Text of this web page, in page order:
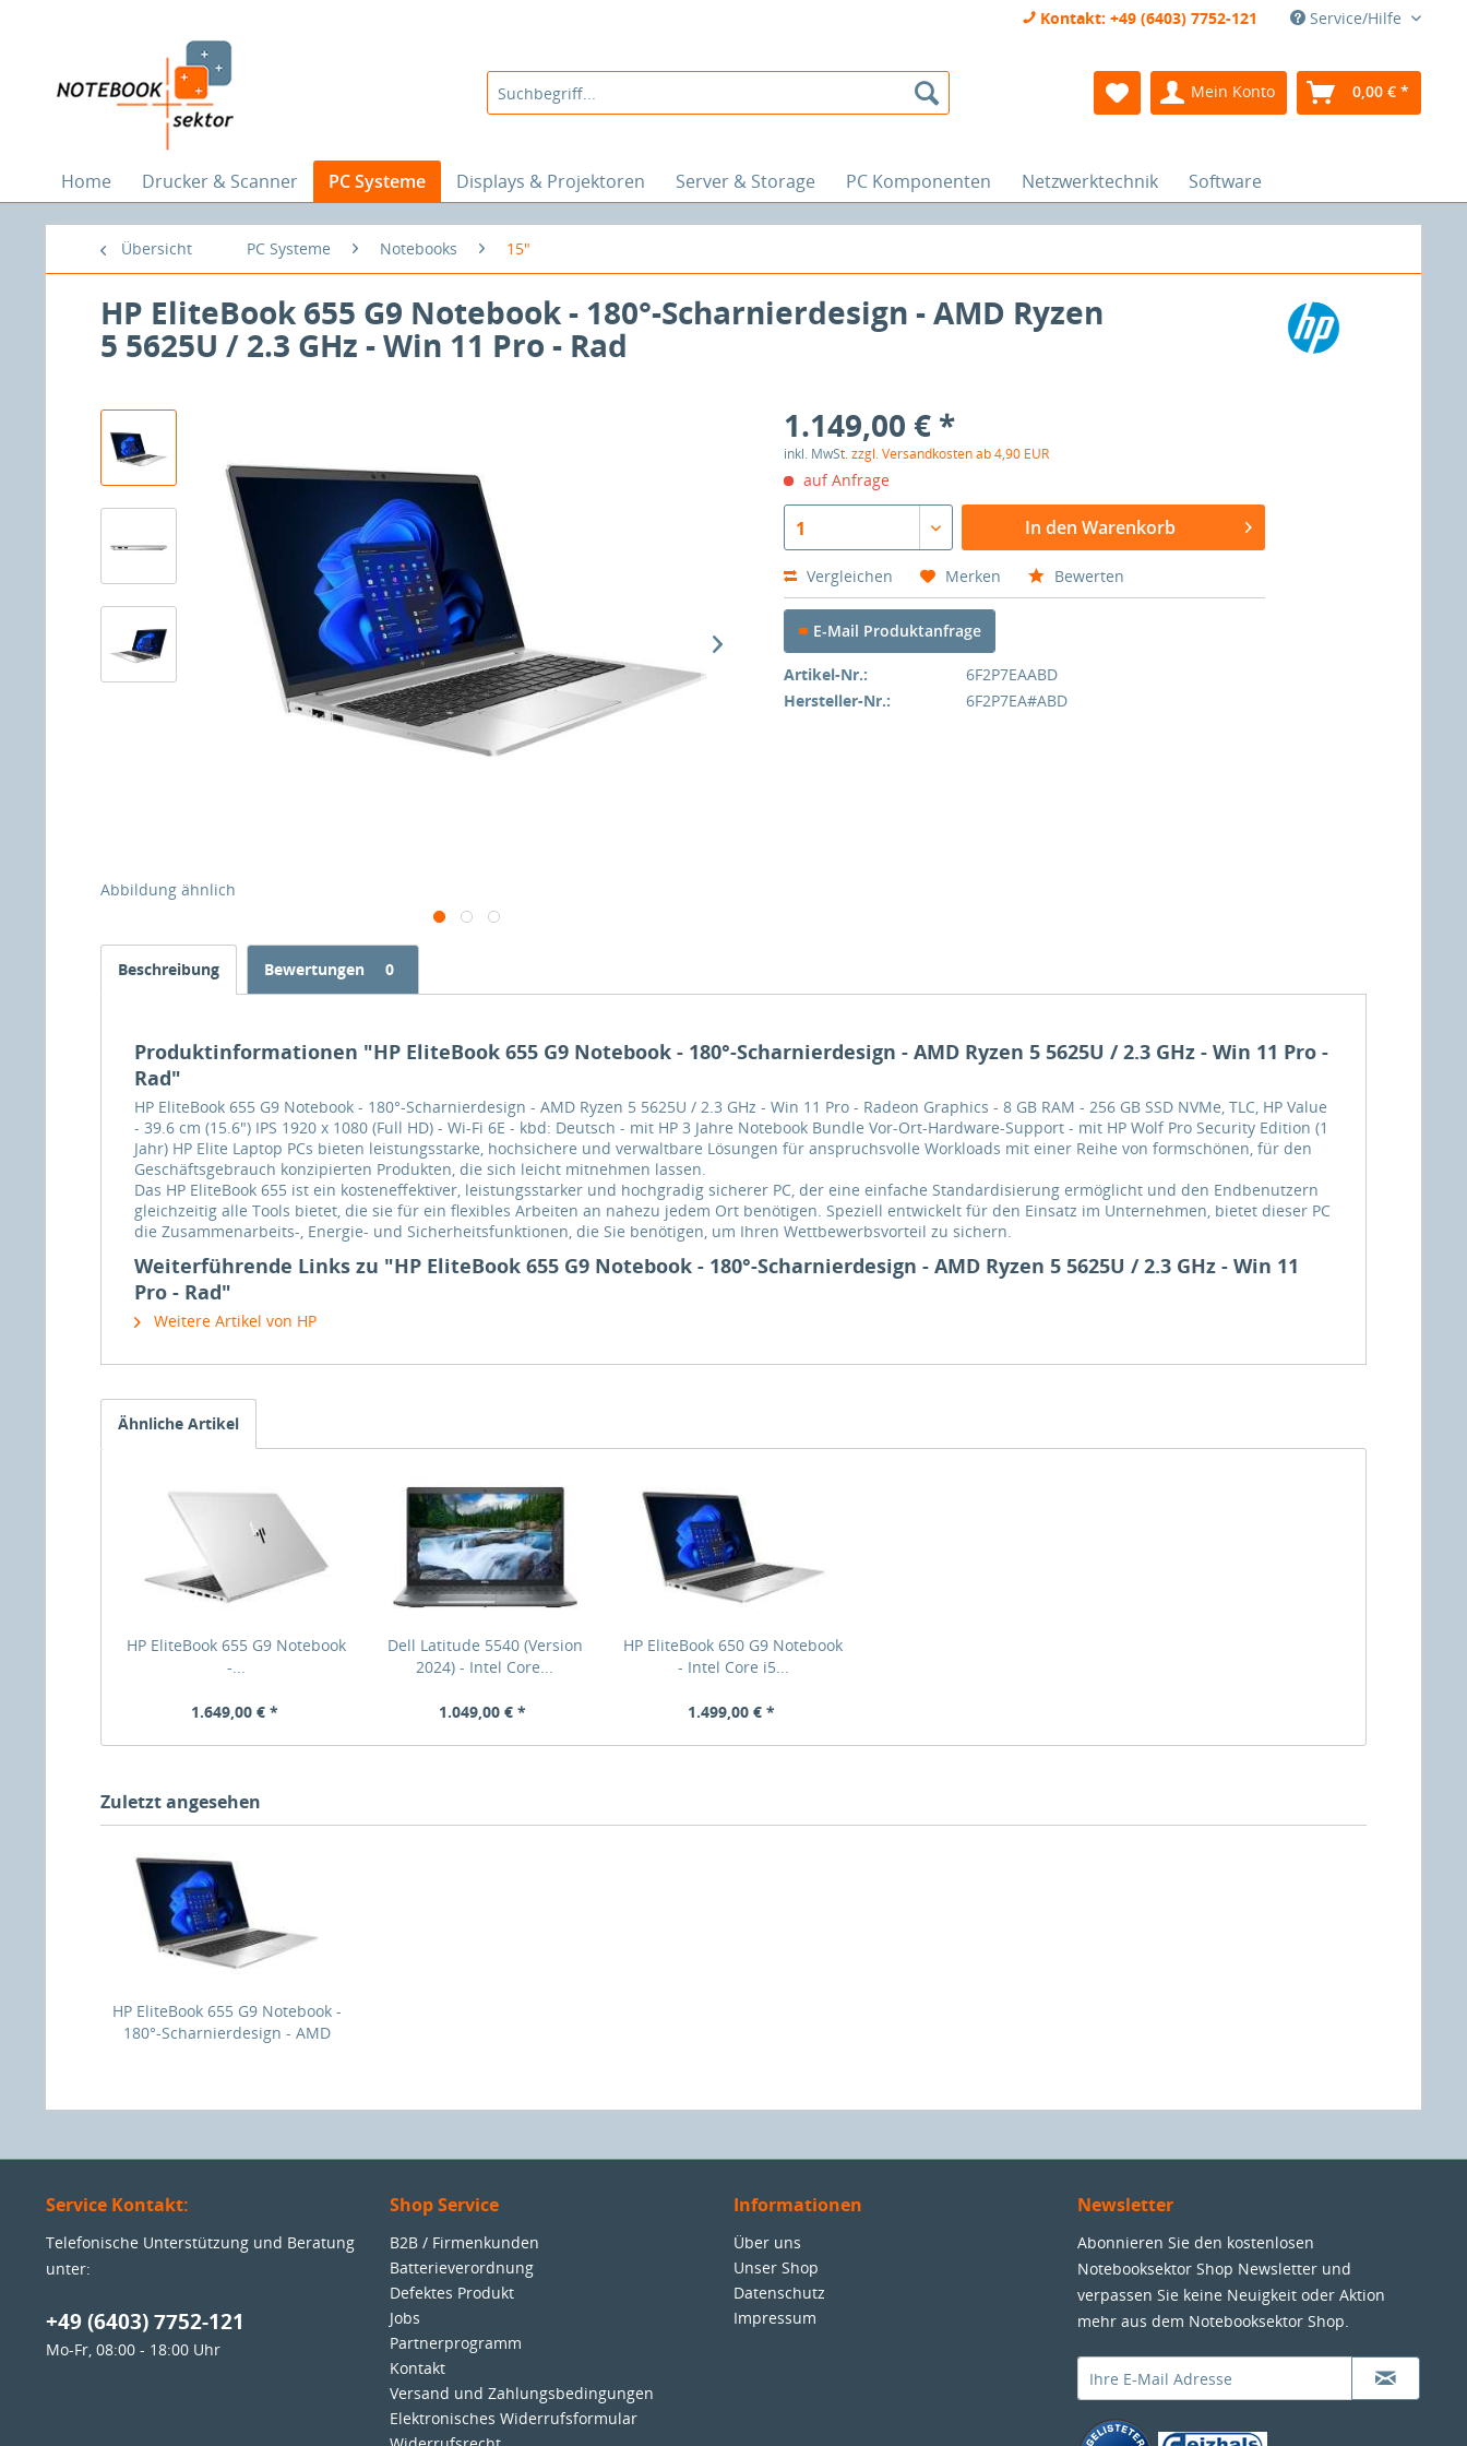
Kontakt: +49 (6403) 7752-121 Service/Hilfe
Mein Konto 0,00 € *
Home Drucker & Scanner PC Systeme Displays & Projektoren Server & Storage PC Komponenten Netzwerktechnik Software
Übersicht PC Systeme Notebooks 15"
HP EliteBook 655 G9 Notebook - 180°-Scharnierdesign - AMD Ryzen
5 5625U / 2.3 GHz - Win 11 Pro - Rad
Abbildung ähnlich
1.149,00 € *
inkl. MwSt.zzgl. Versandkosten ab 4,90 EUR
auf Anfrage
1 In den Warenkorb
Vergleichen Merken Bewerten
E-Mail Produktanfrage
Artikel-Nr.:
6F2P7EAABD
Hersteller-Nr.:
6F2P7EA#ABD
Beschreibung Bewertungen 0
Produktinformationen "HP EliteBook 655 G9 Notebook - 180°-Scharnierdesign - AMD Ryzen 5 5625U / 2.3 GHz - Win 11 Pro -
Rad"
HP EliteBook 655 G9 Notebook - 180°-Scharnierdesign - AMD Ryzen 5 5625U / 2.3 GHz - Win 11 Pro - Radeon Graphics - 8 GB RAM - 256 GB SSD NVMe, TLC, HP Value
- 39.6 cm (15.6") IPS 1920 x 1080 (Full HD) - Wi-Fi 6E - kbd: Deutsch - mit HP 3 Jahre Notebook Bundle Vor-Ort-Hardware-Support - mit HP Wolf Pro Security Edition (1
Jahr) HP Elite Laptop PCs bieten leistungsstarke, hochsichere und verwaltbare Lösungen für anspruchsvolle Workloads mit einer Reihe von formschönen, für den
Geschäftsgebrauch konzipierten Produkten, die sich leicht mitnehmen lassen.
Das HP EliteBook 655 ist ein kosteneffektiver, leistungsstarker und hochgradig sicherer PC, der eine einfache Standardisierung ermöglicht und den Endbenutzern
gleichzeitig alle Tools bietet, die sie für ein flexibles Arbeiten an nahezu jedem Ort benötigen. Speziell entwickelt für den Einsatz im Unternehmen, bietet dieser PC
die Zusammenarbeits-, Energie- und Sicherheitsfunktionen, die Sie benötigen, um Ihren Wettbewerbsvorteil zu sichern.
Weiterführende Links zu "HP EliteBook 655 G9 Notebook - 180°-Scharnierdesign - AMD Ryzen 5 5625U / 2.3 GHz - Win 11
Pro - Rad"
Weitere Artikel von HP
Ähnliche Artikel
HP EliteBook 655 G9 Notebook
-...
1.649,00 € *
Dell Latitude 5540 (Version
2024) - Intel Core...
1.049,00 € *
HP EliteBook 650 G9 Notebook
- Intel Core i5...
1.499,00 € *
Zuletzt angesehen
HP EliteBook 655 G9 Notebook -
180°-Scharnierdesign - AMD
Service Kontakt:
Telefonische Unterstützung und Beratung
unter:
+49 (6403) 7752-121
Mo-Fr, 08:00 - 18:00 Uhr
Shop Service
B2B / Firmenkunden
Batterieverordnung
Defektes Produkt
Jobs
Partnerprogramm
Kontakt
Versand und Zahlungsbedingungen
Elektronisches Widerrufsformular
Informationen
Über uns
Unser Shop
Datenschutz
Impressum
Newsletter
Abonnieren Sie den kostenlosen
Notebooksektor Shop Newsletter und
verpassen Sie keine Neuigkeit oder Aktion
mehr aus dem Notebooksektor Shop.